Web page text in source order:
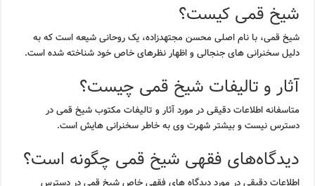
شیخ قمی کیست؟
شیخ قمی، با نام اصلی محسن مجتهدزاده، یک روحانی شیعه است که به
دلیل سخنرانی های جنجالی و اظهار نظرهای خاص خود شناخته شده است.
آثار و تالیفات شیخ قمی چیست؟
متاسفانه اطلاعات دقیقی در مورد آثار و تالیفات مکتوب شیخ قمی در
دسترس نیست و بیشتر شهرت وی به خاطر سخنرانی هایش است.
دیدگاه‌های فقهی شیخ قمی چگونه است؟
اطلاعات دقیقی در مورد دیدگاه های فقهی خاص شیخ قمی در دسترس